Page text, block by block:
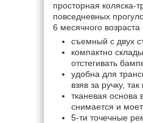
просторная коляска-
повседневных
6 месячного
съемный с двух
компактно
отстегивать
удобна для
взяв за ручку,
тканевая основа
снимается и
5-ти точечные